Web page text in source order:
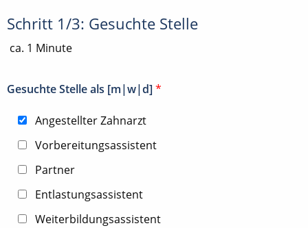
Schritt 1/3: Gesuchte Stelle
ca. 1 Minute
Gesuchte Stelle als [m|w|d] *
Angestellter Zahnarzt
Vorbereitungsassistent
Partner
Entlastungsassistent
Weiterbildungsassistent